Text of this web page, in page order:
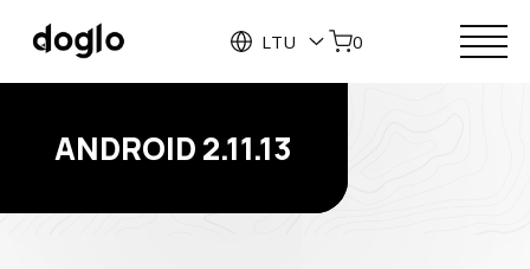
LTU 0
ANDROID 2.11.13